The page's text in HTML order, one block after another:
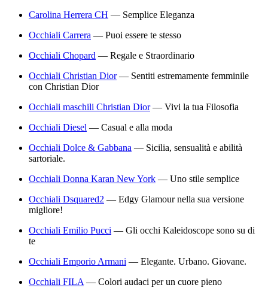
Carolina Herrera CH — Semplice Eleganza
Occhiali Carrera — Puoi essere te stesso
Occhiali Chopard — Regale e Straordinario
Occhiali Christian Dior— Sentiti estremamente femminile
con Christian Dior
Occhiali maschili Christian Dior— Vivi la tua Filosofia
Occhiali Diesel — Casual e alla moda
Occhiali Dolce & Gabbana — Sicilia, sensualità e abilità
sartoriale.
Occhiali Donna Karan New York — Uno stile semplice
Occhiali Dsquared2 — Edgy Glamour nella sua versione
migliore!
Occhiali Emilio Pucci — Gli occhi Kaleidoscope sono su di
te
Occhiali Emporio Armani — Elegante. Urbano. Giovane.
Occhiali FILA — Colori audaci per un cuore pieno